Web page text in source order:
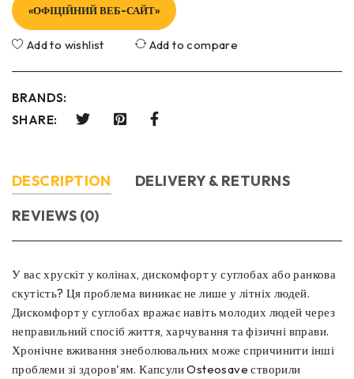
«ОФІЦІЙНИЙ ВЕБ-САЙТ»
Add to wishlist Add to compare
BRANDS:
SHARE:
DESCRIPTION
DELIVERY & RETURNS
REVIEWS (0)
У вас хрускіт у колінах, дискомфорт у суглобах або ранкова
скутість? Ця проблема виникає не лише у літніх людей.
Дискомфорт у суглобах вражає навіть молодих людей через
неправильний спосіб життя, харчування та фізичні вправи.
Хронічне вживання знеболювальних може спричинити інші
проблеми зі здоров'ям. Капсули Osteosave створили